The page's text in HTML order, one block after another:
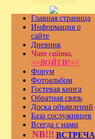
Главная страница
Информация о
сайте
Дневник
Чат сайта,
>>ВОЙТИ!<<
Форум
Фотоальбом
Гостевая книга
Обратная связь
Доска объявлений
База сослуживцев
Всегда с нами
NB!!! ВСТРЕЧА